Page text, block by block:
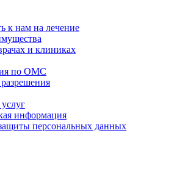
к нам на лечение
и клиниках
по ОМС
информация
персональных данных